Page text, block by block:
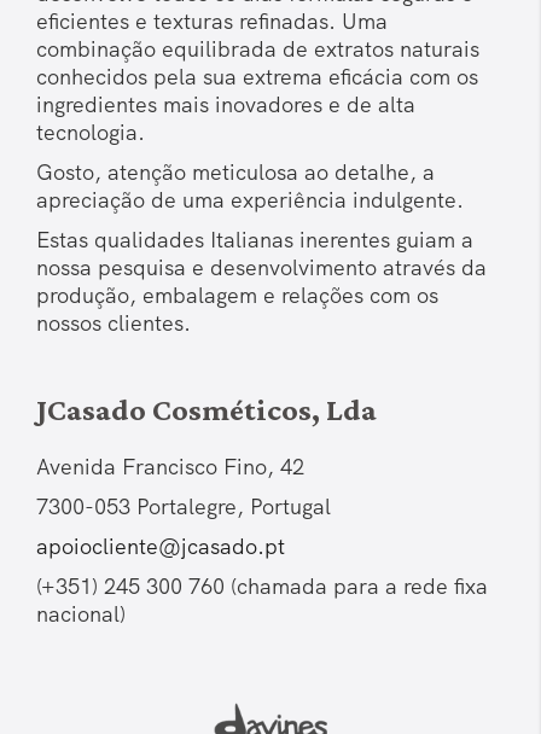
eficientes e texturas refinadas. Uma
combinação equilibrada de extratos naturais
conhecidos pela sua extrema eficácia com os
ingredientes mais inovadores e de alta
tecnologia.
Gosto, atenção meticulosa ao detalhe, a
apreciação de uma experiência indulgente.
Estas qualidades Italianas inerentes guiam a
nossa pesquisa e desenvolvimento através da
produção, embalagem e relações com os
nossos clientes.
JCasado Cosméticos, Lda
Avenida Francisco Fino, 42
7300-053 Portalegre, Portugal
apoiocliente@jcasado.pt
(+351) 245 300 760 (chamada para a rede fixa
nacional)